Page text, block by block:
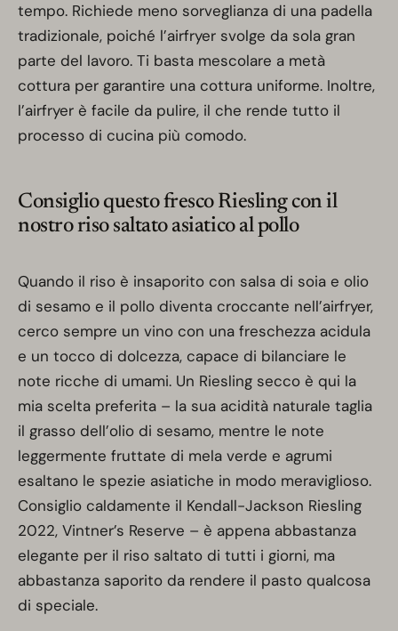
tempo. Richiede meno sorveglianza di una padella
tradizionale, poiché l’airfryer svolge da sola gran
parte del lavoro. Ti basta mescolare a metà
cottura per garantire una cottura uniforme. Inoltre,
l’airfryer è facile da pulire, il che rende tutto il
processo di cucina più comodo.
Consiglio questo fresco Riesling con il
nostro riso saltato asiatico al pollo
Quando il riso è insaporito con salsa di soia e olio
di sesamo e il pollo diventa croccante nell’airfryer,
cerco sempre un vino con una freschezza acidula
e un tocco di dolcezza, capace di bilanciare le
note ricche di umami. Un Riesling secco è qui la
mia scelta preferita – la sua acidità naturale taglia
il grasso dell’olio di sesamo, mentre le note
leggermente fruttate di mela verde e agrumi
esaltano le spezie asiatiche in modo meraviglioso.
Consiglio caldamente il Kendall-Jackson Riesling
2022, Vintner’s Reserve – è appena abbastanza
elegante per il riso saltato di tutti i giorni, ma
abbastanza saporito da rendere il pasto qualcosa
di speciale.